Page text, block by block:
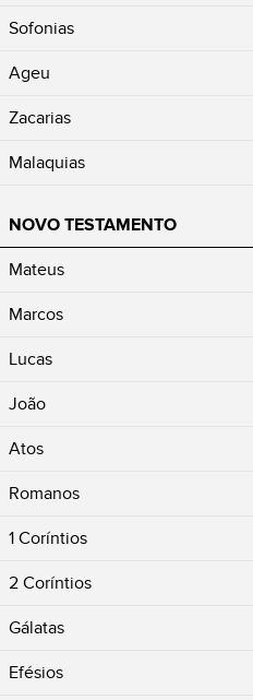
Sofonias
Ageu
Zacarias
Malaquias
NOVO TESTAMENTO
Mateus
Marcos
Lucas
João
Atos
Romanos
1 Coríntios
2 Coríntios
Gálatas
Efésios